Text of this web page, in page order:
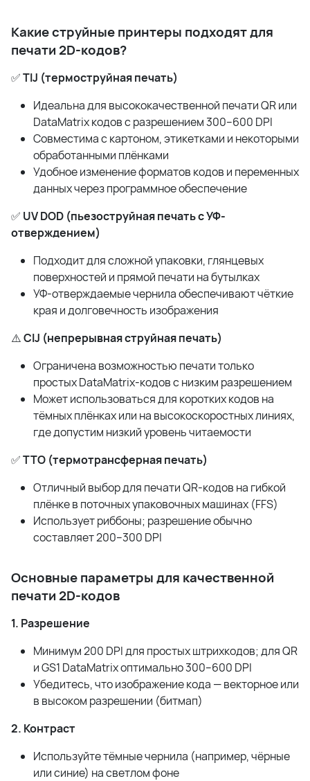
Какие струйные принтеры подходят для
печати 2D-кодов?
✅TIJ (термоструйная печать)
Идеальна для высококачественной печати QR или
DataMatrix кодов с разрешением 300–600 DPI
Совместима с картоном, этикетками и некоторыми
обработанными плёнками
Удобное изменение форматов кодов и переменных
данных через программное обеспечение
✅ UV DOD (пьезоструйная печать с УФ-
отверждением)
Подходит для сложной упаковки, глянцевых
поверхностей и прямой печати на бутылках
УФ-отверждаемые чернила обеспечивают чёткие
края и долговечность изображения
⚠️CIJ (непрерывная струйная печать)
Ограничена возможностью печати только
простых DataMatrix-кодов с низким разрешением
Может использоваться для коротких кодов на
тёмных плёнках или на высокоскоростных линиях,
где допустим низкий уровень читаемости
✅TTO (термотрансферная печать)
Отличный выбор для печати QR-кодов на гибкой
плёнке в поточных упаковочных машинах (FFS)
Использует риббоны; разрешение обычно
составляет 200–300 DPI
Основные параметры для качественной
печати 2D-кодов
1. Разрешение
Минимум 200 DPI для простых штрихкодов; для QR
и GS1 DataMatrix оптимально 300–600 DPI
Убедитесь, что изображение кода — векторное или
в высоком разрешении (битмап)
2. Контраст
Используйте тёмные чернила (например, чёрные
или синие) на светлом фоне